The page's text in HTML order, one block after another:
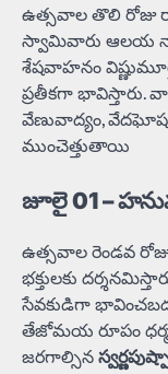
ఉత్సవాల తొలి రోజు
స్వామివారు ఆలయ
శేషవాహనం
ప్రతీకగా
వేణువాద్యం,
ముంచెత్తుతాయి
జూలై 01 –
ఉత్సవాల రెండవ
భక్తులకు
సేవకుడిగా
తేజోమయ రూపం
జరగాల్సిన